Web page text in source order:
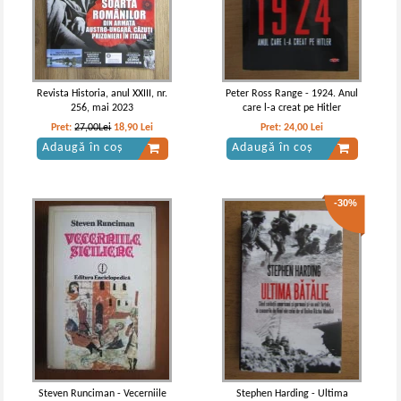
Revista Historia, anul XXIII, nr.
256, mai 2023
Pret:27,00Lei 18,90 Lei
Adaugă în coș
Peter Ross Range - 1924. Anul
care l-a creat pe Hitler
Pret:24,00 Lei
Adaugă în coș
Steven Runciman - Vecerniile
-30%
Stephen Harding - Ultima